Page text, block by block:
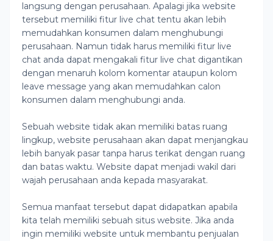
langsung dengan perusahaan. Apalagi jika website
tersebut memiliki fitur live chat tentu akan lebih
memudahkan konsumen dalam menghubungi
perusahaan. Namun tidak harus memiliki fitur live
chat anda dapat mengakali fitur live chat digantikan
dengan menaruh kolom komentar ataupun kolom
leave message yang akan memudahkan calon
konsumen dalam menghubungi anda.
Sebuah website tidak akan memiliki batas ruang
lingkup, website perusahaan akan dapat menjangkau
lebih banyak pasar tanpa harus terikat dengan ruang
dan batas waktu. Website dapat menjadi wakil dari
wajah perusahaan anda kepada masyarakat.
Semua manfaat tersebut dapat didapatkan apabila
kita telah memiliki sebuah situs website. Jika anda
ingin memiliki website untuk membantu penjualan